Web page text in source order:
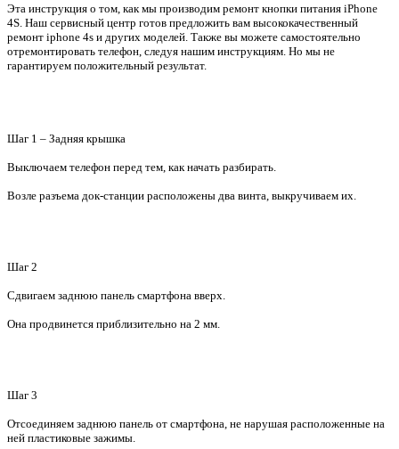
Эта инструкция о том, как мы производим ремонт кнопки питания iPhone
4S. Наш сервисный центр готов предложить вам высококачественный
ремонт iphone 4s и других моделей. Также вы можете самостоятельно
отремонтировать телефон, следуя нашим инструкциям. Но мы не
гарантируем положительный результат.
Шаг 1 – Задняя крышка
Выключаем телефон перед тем, как начать разбирать.
Возле разъема док-станции расположены два винта, выкручиваем их.
Шаг 2
Сдвигаем заднюю панель смартфона вверх.
Она продвинется приблизительно на 2 мм
Шаг 3
Отсоединяем заднюю панель от смартфона, не нарушая расположенные на
ней пластиковые зажимы.